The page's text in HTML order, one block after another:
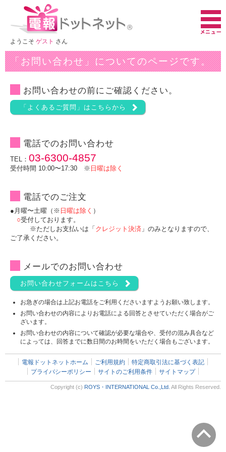
ようこそ ゲスト さん
「お問い合わせ」についてのページです。
お問い合わせの前にご確認ください。
「よくあるご質問」はこちらから
電話でのお問い合わせ
TEL： 03-6300-4857
受付時間 10:00〜17:30 ※ 日曜は除く
電話でのご注文
●月曜〜土曜（※ 日曜は除く ）
○受付しております。
※ただしお支払いは「 クレジット決済 」のみとなりますので、
ご了承ください。
メールでのお問い合わせ
お問い合わせフォームはこちら
お急ぎの場合は上記お電話をご利用くださいますようお願い致します。
お問い合わせの内容によりお電話による回答とさせていただく場合がご
ざいます。
お問い合わせの内容について確認が必要な場合や、受付の混み具合など
によっては、回答までに数日間のお時間をいただく場合もございます。
電報ドットネットホーム ご利用規約
特定商取引法に基づく表記
プライバシーポリシー
サイトのご利用条件 サイトマップ
Copyright (c) ROYS・INTERNATIONAL Co.,Ltd. All Rights Reserved.